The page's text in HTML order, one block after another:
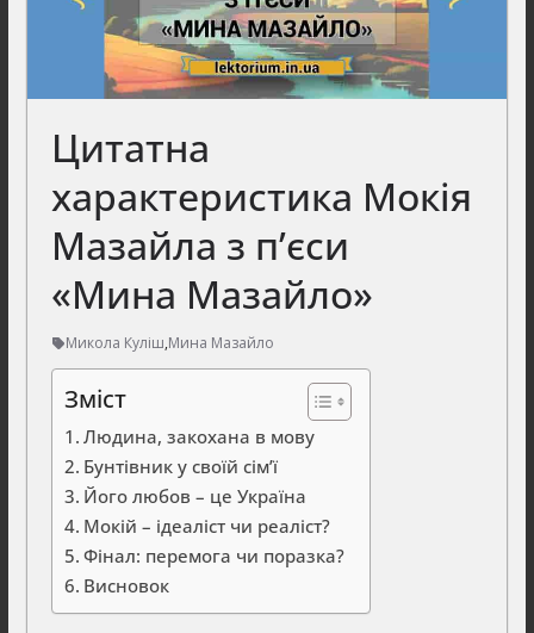
Цитатна
характеристика Мокія
Мазайла з п’єси
«Мина Мазайло»
Микола Куліш,Мина Мазайло
Зміст
Людина, закохана в мову
Бунтівник у своїй сім’ї
Його любов – це Україна
Мокій – ідеаліст чи реаліст?
Фінал: перемога чи поразка?
Висновок